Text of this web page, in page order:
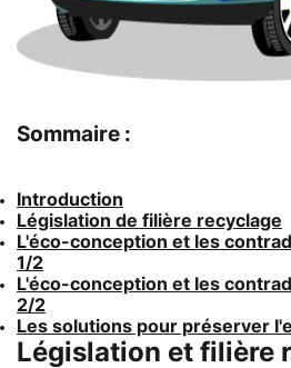
Sommaire :
Introduction
Législation de filière recyclage
L'éco-conception et les
1/2
L'éco-conception et les
2/2
Les solutions pour préserver
Législation et filière